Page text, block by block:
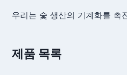
우리는 숯 생산의 기계화를 촉
제품 목록